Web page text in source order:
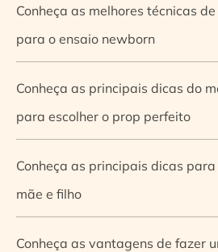
Conheça as melhores técnicas
para o ensaio newborn
Conheça as principais dicas do
para escolher o prop perfeito
Conheça as principais dicas
mãe e filho
Conheça as vantagens de fazer